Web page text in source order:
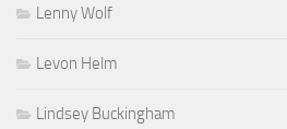
Lenny Wolf
Levon Helm
Lindsey Buckingham